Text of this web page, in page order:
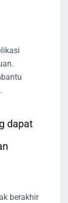
dapat
berakhir